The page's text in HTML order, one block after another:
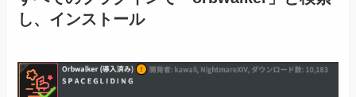
し、インストール